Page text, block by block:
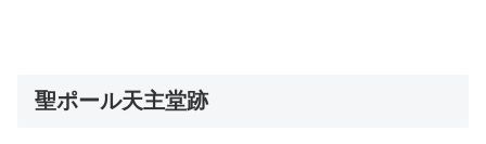
聖ポール天主堂跡